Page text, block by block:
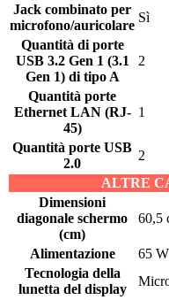
Jack combinato per
microfono/auricolare
Sì
Quantità di porte
USB 3.2 Gen 1 (3.1
Gen 1) di tipo A
2
Quantità porte
Ethernet LAN (RJ-
45)
1
Quantità porte USB
2.0
2
ALTRE
Dimensioni
diagonale schermo
(cm)
60,5
Alimentazione
65 W
Tecnologia della
lunetta del display